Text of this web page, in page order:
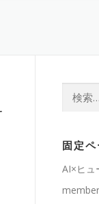
固定
AI×ヒュ